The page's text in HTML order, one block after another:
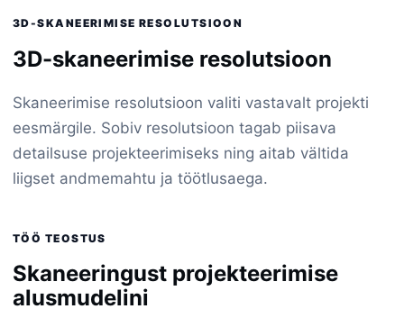
3D-SKANEERIMISE RESOLUTSIOON
3D-skaneerimise resolutsioon
Skaneerimise resolutsioon valiti vastavalt projekti
eesmärgile. Sobiv resolutsioon tagab piisava
detailsuse projekteerimiseks ning aitab vältida
liigset andmemahtu ja töötlusaega.
TÖÖ TEOSTUS
Skaneeringust projekteerimise
alusmudelini